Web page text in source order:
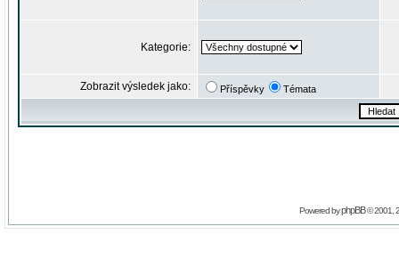
Kategorie:
Zobrazit výsledek jako: Příspěvky Témata
Powered byphpBB© 2001,